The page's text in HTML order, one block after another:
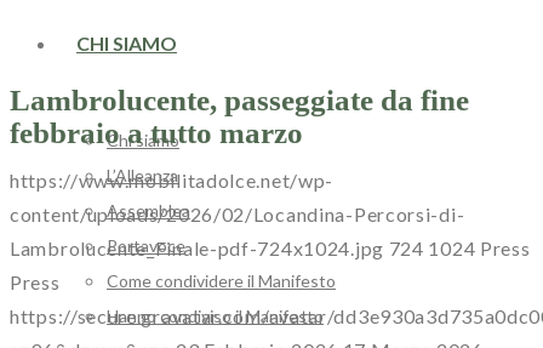
CHI SIAMO
Chi siamo
L’Alleanza
Assemblea
Portavoce
Come condividere il Manifesto
Hanno condiviso il Manifesto
Lambrolucente, passeggiate da fine
febbraio a tutto marzo
https://www.mobilitadolce.net/wp-
content/uploads/2026/02/Locandina-Percorsi-di-
Lambrolucente_Finale-pdf-724x1024.jpg 724 1024 Press
Press
https://secure.gravatar.com/avatar/